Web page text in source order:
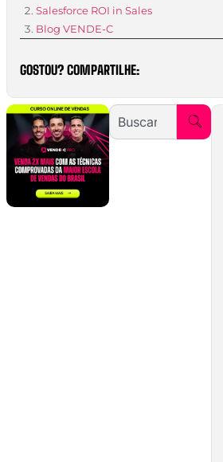
Salesforce ROI in Sales
Blog VENDE-C
GOSTOU? COMPARTILHE: